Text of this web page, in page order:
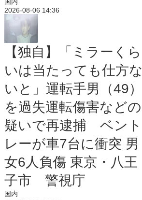
2026-08-06 14:36
【独自】「ミラーくら
いは当たっても仕方な
いと」運転手男（49）
を過失運転傷害などの
疑いで再逮捕 ベント
レーが車7台に衝突 男
女6人負傷 東京・八王
子市 警視庁
国内